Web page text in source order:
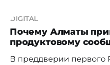
на салфетках Несмотря на то, что наш обзор
посвящен
названием
DIGITAL
Почему Алматы
продуктовому
В преддверии первого